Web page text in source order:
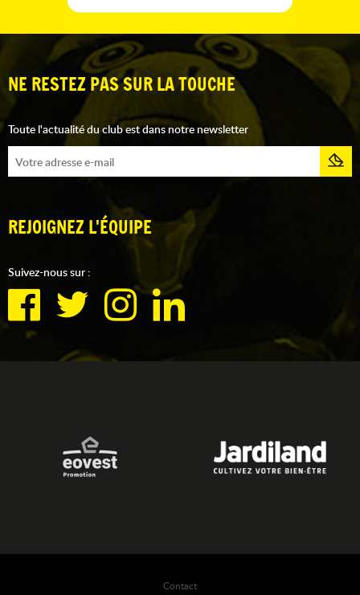
NE RESTEZ PAS SUR LA TOUCHE
Toute l'actualité du club est dans notre newsletter
REJOIGNEZ L'ÉQUIPE
Suivez-nous sur :
Contact